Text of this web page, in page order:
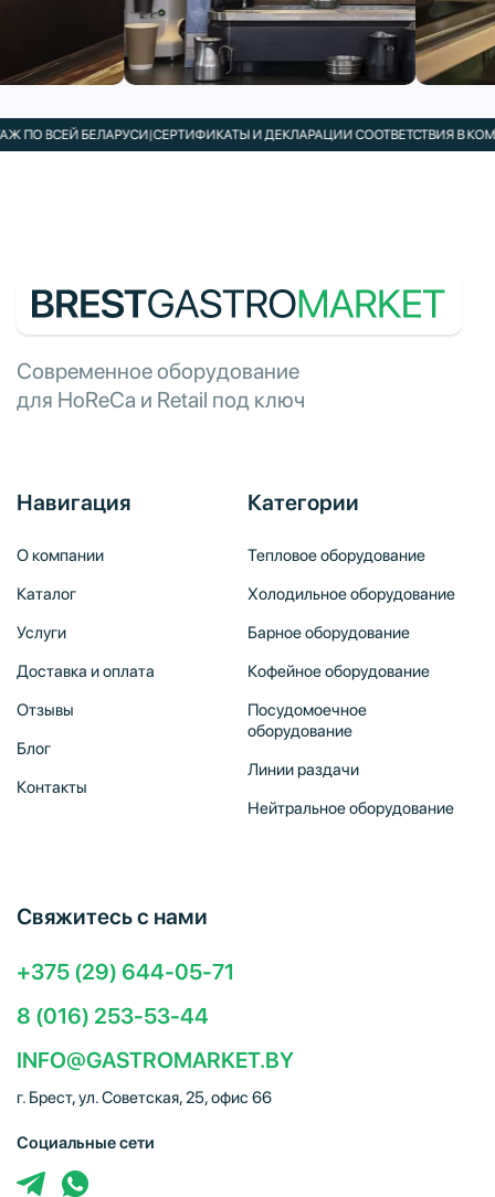
БЕЛАРУСИ |СЕРТИФИКАТЫ И ДЕКЛАРАЦИИ СООТВЕТСТВИЯ В КОМПЛЕКТЕ|
Современное оборудование
для HoReCa и Retail под ключ
Навигация
О компании
Каталог
Услуги
Доставка и оплата
Отзывы
Блог
Контакты
Категории
Тепловое оборудование
Холодильное оборудование
Барное оборудование
Кофейное оборудование
Посудомоечное
оборудование
Линии раздачи
Нейтральное оборудование
Свяжитесь с нами
+375 (29) 644-05-71
8 (016) 253-53-44
INFO@GASTROMARKET.BY
г. Брест, ул. Советская, 25, офис 66
Социальные сети